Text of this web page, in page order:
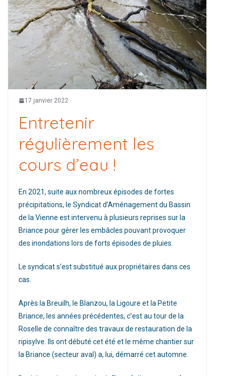
17 janvier 2022
Entretenir
régulièrement les
cours d’eau !
En 2021, suite aux nombreux épisodes de fortes
précipitations, le Syndicat d’Aménagement du Bassin
de la Vienne est intervenu à plusieurs reprises sur la
Briance pour gérer les embâcles pouvant provoquer
des inondations lors de forts épisodes de pluies.
Le syndicat s’est substitué aux propriétaires dans ces
cas.
Après la Breuilh, le Blanzou, la Ligoure et la Petite
Briance, les années précédentes, c’est au tour de la
Roselle de connaître des travaux de restauration de la
ripisylve. Ils ont débuté cet été et le même chantier sur
la Briance (secteur aval) a, lui, démarré cet automne.